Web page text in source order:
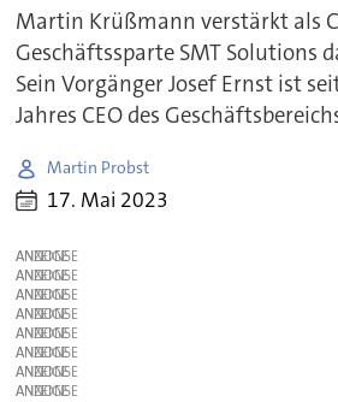
Martin Krüßmann verstärkt als
Geschäftssparte SMT Solutions
Sein Vorgänger Josef Ernst ist
Jahres CEO des
Martin Probst
17. Mai 2023
ANZEIGE
ANZEIGE
ANZEIGE
ANZEIGE
ANZEIGE
ANZEIGE
ANZEIGE
ANZEIGE